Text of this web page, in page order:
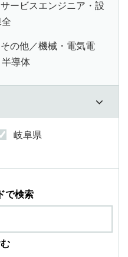
サービスエンジニア・設
その他／機械・電気電
導体
岐阜県
で検索